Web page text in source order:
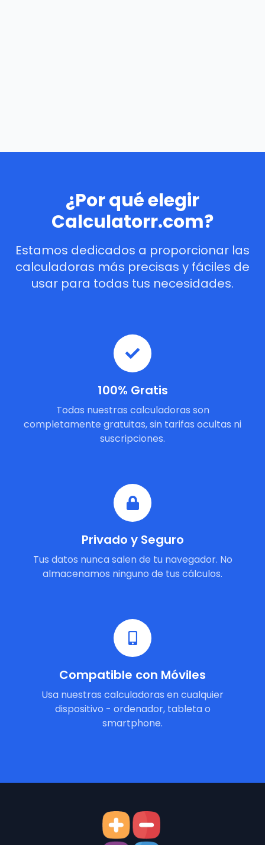
¿Por qué elegir
Calculatorr.com?
Estamos dedicados a proporcionar las
calculadoras más precisas y fáciles de
usar para todas tus necesidades.
100% Gratis
Todas nuestras calculadoras son
completamente gratuitas, sin tarifas ocultas ni
suscripciones.
Privado y Seguro
Tus datos nunca salen de tu navegador. No
almacenamos ninguno de tus cálculos.
Compatible con Móviles
Usa nuestras calculadoras en cualquier
dispositivo - ordenador, tableta o
smartphone.